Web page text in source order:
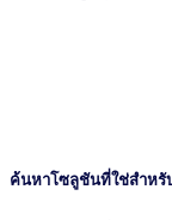
ค้นหาโซลูชันที่ใช่สำห